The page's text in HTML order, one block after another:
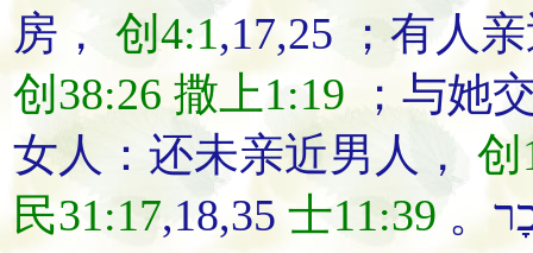
房 ， 创4:1,17,25 ；有人
创38:26 撒上1:19 ； 与她
女人：还未亲近男人， 创
民31:17,18,35 士11:39